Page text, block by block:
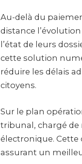
Au-delà du
distance
l’état de leurs
cette solution
réduire les délais
citoyens.
Sur le plan
tribunal, chargé de
électronique. Cette
assurant un